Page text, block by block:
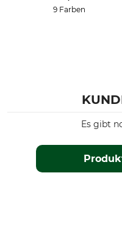
9 Farben
Es gibt